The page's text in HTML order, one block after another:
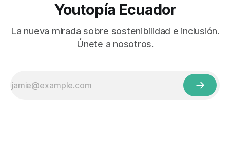
Youtopía Ecuador
La nueva mirada sobre sostenibilidad e inclusión.
Únete a nosotros.